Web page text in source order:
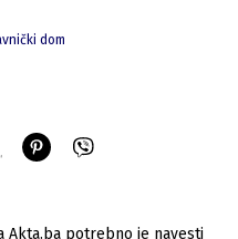
dom
potrebno je navesti